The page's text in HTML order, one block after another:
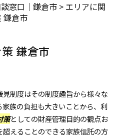
窓口｜鎌倉市 > エリアに関
鎌倉市
鎌倉市
制度はその制度趣旨から様々な
族の負担も大きいことから、利
策としての財産管理目的の観点お
えることのできる家族信託の方